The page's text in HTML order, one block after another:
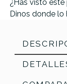
¿Has visto
Dinos donde lo